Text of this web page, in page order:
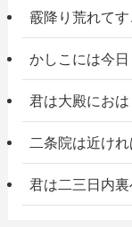
霰降り荒れて
かしこには今
君は大殿にお
二条院は近け
君は二三日内